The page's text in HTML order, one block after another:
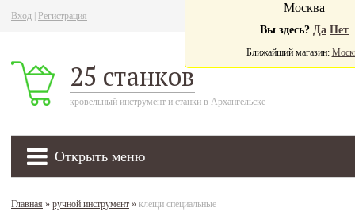
Вход Регистрация
25 станков
кровельный инструмент и станки в Архангельске
Открыть меню
Москва
Вы здесь? Да Нет
Ближайший магазин:
Главная » ручной инструмент » клещи специальные